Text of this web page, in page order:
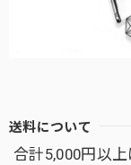
送料について
合計5,000円以